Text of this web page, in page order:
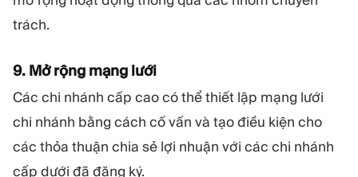
trách.
9. Mở rộng mạng lưới
Các chi nhánh cấp cao có thể thiết lập mạng lưới
chi nhánh bằng cách cố vấn và tạo điều kiện cho
các thỏa thuận chia sẻ lợi nhuận với các chi nhánh
cấp dưới đã đăng ký.